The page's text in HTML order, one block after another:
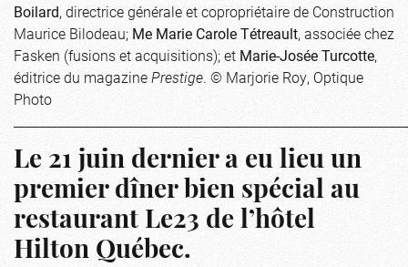
Boilard, directrice générale et copropriétaire de Construction
Maurice Bilodeau;Me Marie Carole Tétreault, associée chez
Fasken (fusions et acquisitions); etMarie-Josée Turcotte,
éditrice du magazinePrestige. © Marjorie Roy, Optique
Photo
Le 21 juin dernier a eu lieu un
premier dîner bien spécial au
restaurant Le23 de l’hôtel
Hilton Québec.